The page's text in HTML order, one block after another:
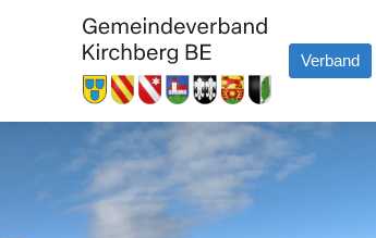
Verband
Über uns